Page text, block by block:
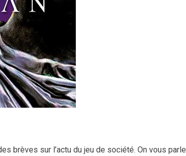
brèves sur l’actu du jeu de société. On vous parle